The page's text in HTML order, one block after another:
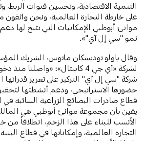
التنمية الاقتصادية، وتحسين قنوات الربط،
على خارطة التجارة العالمية، ونحن
موانئ أبوظبي الإمكانيات التي تتيح لها
نمو "سي إل آي"».
وقال باولو توديسكان ماتوس، الشريك
لشركة «آي جي 4 كابيتال»: «واصلنا
شركة "سي إل آي" التركيز على تعزيز قدراتها
حضورها الاستراتيجي، ودعم أنشطتها
قطاع صادرات البضائع الزراعية السائبة في
يقين بأن مجموعة موانئ أبوظبي هي المالك
الأنسب للبناء على هذا الزخم، انطلاقاً من
التجارة العالمية، وإمكاناتها في قطاع البنية